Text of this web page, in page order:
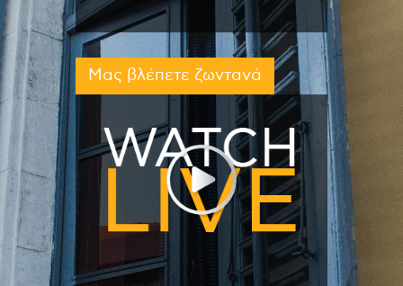
Μας βλέπετε ζωντανά